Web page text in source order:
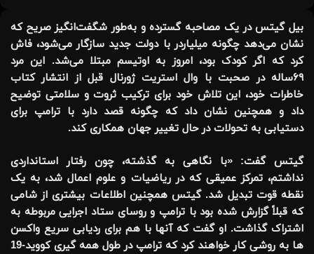
بیل گیتس در یک مصاحبه گسترده و به‌طور شگفت‌انگیز صریح که
نشان می‌دهد چگونه میلیاردر با دولت جدید سازگار می‌شود، فاش
کرد که اگر کودک بود، امروز به اوتیسم مبتلا می‌شد. این مرد
۶۹ساله در صحبت با وال استریت ژورنال قبل از انتشار کتاب
خاطرات خود، این تلاش خود برای ترکیب ثروت و سلامتی توضیح
داد و همچنین نشان داد که چگونه قصد دارد با ترامپ برای
دستیابی به تحولات در حال تغییر جهان همکاری کند.
گیتس گفت: «با نگاهی به گذشته، چون رفتار استانداردی
نداشتم، تمرکز عمیقی که در ریاضیات و علوم اعمال شد، به یک
نقطه قوت تبدیل شد. گیتس همچنین اطلاعات بیشتری از شامی
که قبلاً گزارش شده بود با ترامپ و روسای ستاد اجرایی مربوطه به
اشتراک گذاشت. او گفت که آنها با هم برای ردیابی سریع واکسن
ها به روشی کار خواهند کرد که ترامپ در طول همه گیری کووید-19